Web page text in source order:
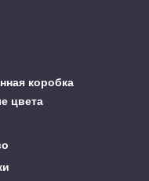
коробка
цвета